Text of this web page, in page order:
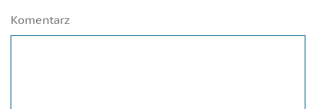
Komentarz